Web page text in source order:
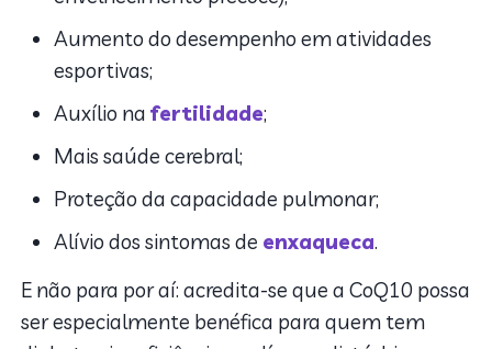
Aumento do desempenho em atividades
esportivas;
Auxílio nafertilidade;
Mais saúde cerebral;
Proteção da capacidade pulmonar;
Alívio dos sintomas de enxaqueca.
E não para por aí: acredita-se que a CoQ10 possa
ser especialmente benéfica para quem tem